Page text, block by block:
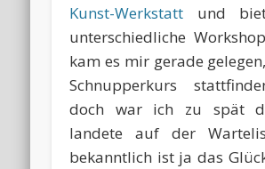
Kunst-Werkstatt und
unterschiedliche
kam es mir gerade
Schnupperkurs
doch war ich zu spät
landete auf der
bekanntlich ist ja das